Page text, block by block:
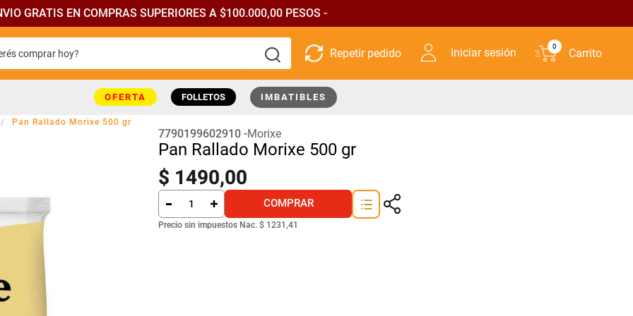
GRATIS EN COMPRAS SUPERIORES A $100.000,00 PESOS -
comprar hoy?
Iniciar sesión 0
OFERTA FOLLETOS IMBATIBLES
Pan Rallado Morixe 500 gr
7790199602910 Morixe
Pan Rallado Morixe 500 gr
$ 1490,00
COMPRAR
Precio sin impuestos Nac. $ 1231,41
buscados